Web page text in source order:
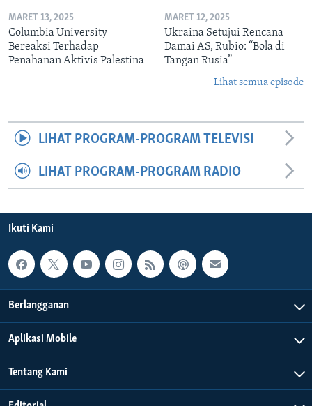
MARET 13, 2025
Columbia University
Bereaksi Terhadap
Penahanan Aktivis Palestina
MARET 12, 2025
Ukraina Setujui Rencana
Damai AS, Rubio: “Bola di
Tangan Rusia”
Lihat semua episode
LIHAT PROGRAM-PROGRAM TELEVISI
LIHAT PROGRAM-PROGRAM RADIO
Ikuti Kami
Berlangganan
Aplikasi Mobile
Tentang Kami